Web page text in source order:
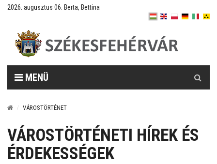
2026. augusztus 06. Berta, Bettina
MENÜ
VÁROSTÖRTÉNET
VÁROSTÖRTÉNETI HÍREK ÉS
ÉRDEKESSÉGEK